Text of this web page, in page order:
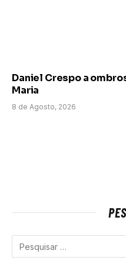
Daniel Crespo a
Maria
8 de Agosto, 2026